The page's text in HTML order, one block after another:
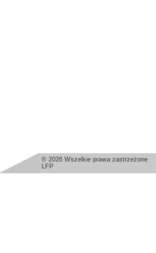
© 2026 Wszelkie prawa zastrzeżone
LFP